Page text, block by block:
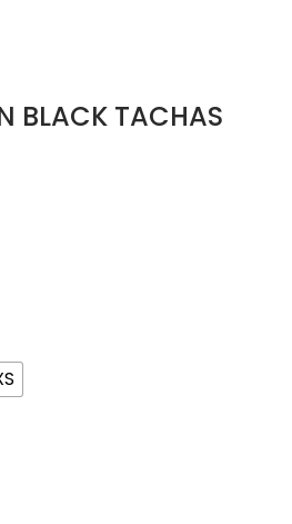
BLACK TACHAS